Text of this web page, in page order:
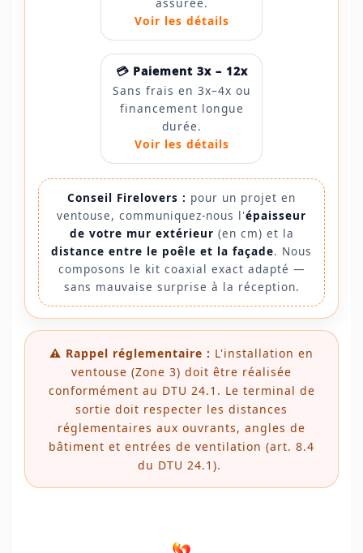
assurée.
Voir les détails
💳 Paiement 3x – 12x
Sans frais en 3x–4x ou
financement longue
durée.
Voir les détails
Conseil Firelovers : pour un projet en
ventouse, communiquez-nous l'épaisseur
de votre mur extérieur (en cm) et la
distance entre le poêle et la façade. Nous
composons le kit coaxial exact adapté —
sans mauvaise surprise à la réception.
⚠️ Rappel réglementaire : L'installation en
ventouse (Zone 3) doit être réalisée
conformément au DTU 24.1. Le terminal de
sortie doit respecter les distances
réglementaires aux ouvrants, angles de
bâtiment et entrées de ventilation (art. 8.4
du DTU 24.1).